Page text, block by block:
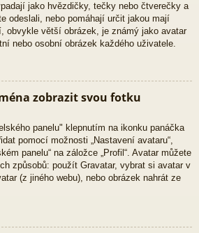
jako hvězdičky, tečky nebo čtverečky a
odeslali, nebo pomáhají určit jakou mají
obvykle větší obrázek, je známý jako avatar
nebo osobní obrázek každého uživatele.
zobrazit svou fotku
panelu" klepnutím na ikonku panáčka
pomocí možnosti „Nastavení avataru“,
panelu“ na záložce „Profil“. Avatar můžete
způsobů: použít Gravatar, vybrat si avatar v
(z jiného webu), nebo obrázek nahrát ze